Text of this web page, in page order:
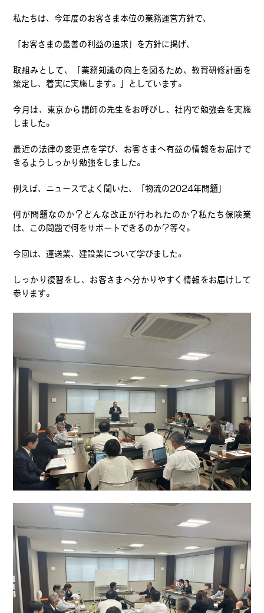
私たちは、今年度のお客さま本位の業務運営方針で、
「お客さまの最善の利益の追求」を方針に掲げ、
取組みとして、「業務知識の向上を図るため、教育研修計画を
策定し、着実に実施します。」としています。
今月は、東京から講師の先生をお呼びし、社内で勉強会を実施
しました。
最近の法律の変更点を学び、お客さまへ有益の情報をお届けで
きるようしっかり勉強をしました。
例えば、ニュースでよく聞いた、「物流の2024年問題」
何が問題なのか？どんな改正が行われたのか？私たち保険業
は、この問題で何をサポートできるのか？等々。
今回は、運送業、建設業について学びました。
しっかり復習をし、お客さまへ分かりやすく情報をお届けして
参ります。